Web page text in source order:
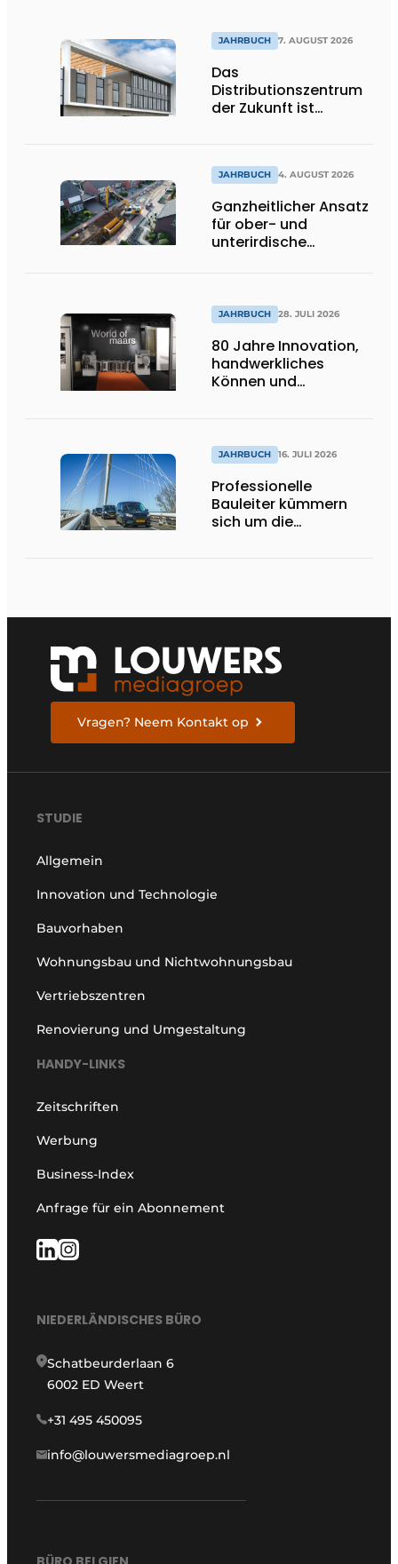
JAHRBUCH 7. AUGUST 2026
Das
Distributionszentrum
der Zukunft ist
lässt Tageslicht tief
ins Innere strömen
JAHRBUCH 4. AUGUST 2026
Ganzheitlicher Ansatz
für ober- und
unterirdische
JAHRBUCH 28. JULI 2026
80 Jahre Innovation,
handwerkliches
Können und
JAHRBUCH 16. JULI 2026
Professionelle
Bauleiter kümmern
sich um die
Vragen? Neem Kontakt op
STUDIE
Allgemein
Innovation und Technologie
Bauvorhaben
Wohnungsbau und Nichtwohnungsbau
Vertriebszentren
Renovierung und Umgestaltung
HANDY-LINKS
Zeitschriften
Werbung
Business-Index
Anfrage für ein Abonnement
NIEDERLÄNDISCHES BÜRO
Schatbeurderlaan 6
6002 ED Weert
+31 495 450095
info@louwersmediagroep.nl